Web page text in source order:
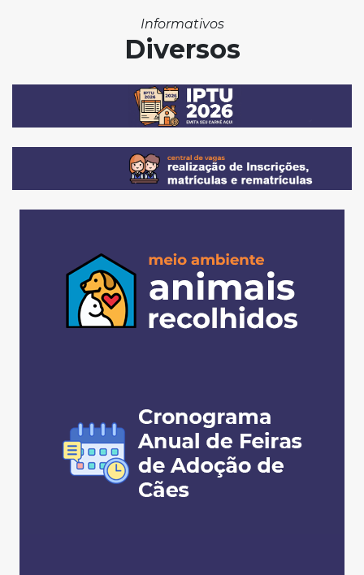
Informativos
Diversos